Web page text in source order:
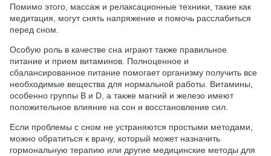
Помимо этого, массаж и релаксационные техники, такие как
медитация, могут снять напряжение и помочь расслабиться
перед сном.
Особую роль в качестве сна играют также правильное
питание и прием витаминов. Полноценное и
сбалансированное питание помогает организму получить все
необходимые вещества для нормальной работы. Витамины,
особенно группы В и D, а также магний и железо имеют
положительное влияние на сон и восстановление сил.
Если проблемы с сном не устраняются простыми методами,
можно обратиться к врачу, который может назначить
гормональную терапию или другие медицинские методы для